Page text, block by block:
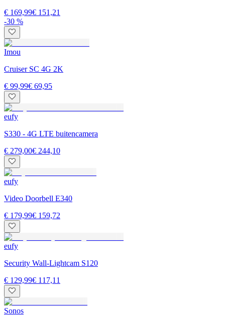
€ 169,99€ 151,21
-30 %
Imou
Cruiser SC 4G 2K
€ 99,99€ 69,95
eufy
S330 - 4G LTE buitencamera
€ 279,00€ 244,10
eufy
Video Doorbell E340
€ 179,99€ 159,72
eufy
Security Wall-Lightcam S120
€ 129,99€ 117,11
Sonos